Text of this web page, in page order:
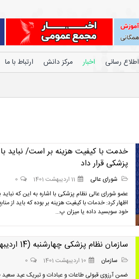
اطلاع رسانی اخبار مرکز دانش ارتباط با ما
خدمت با کیفیت هزینه بر است/ نباید با
پزشکی قرار داد
شورای عالی 11 اردیبهشت 1401
0
عضو شورای عالی نظام پزشکی با اشاره به این که
اظهار کرد: خدمات با کیفیت هزینه بر بوده که باید
خود سوبسید داده یا میزان پ...
سازمان نظام پزشکی چهارشنبه (14 اردیبهشت ماه) تعطیل است
سازمان 10 اردیبهشت 1401 0